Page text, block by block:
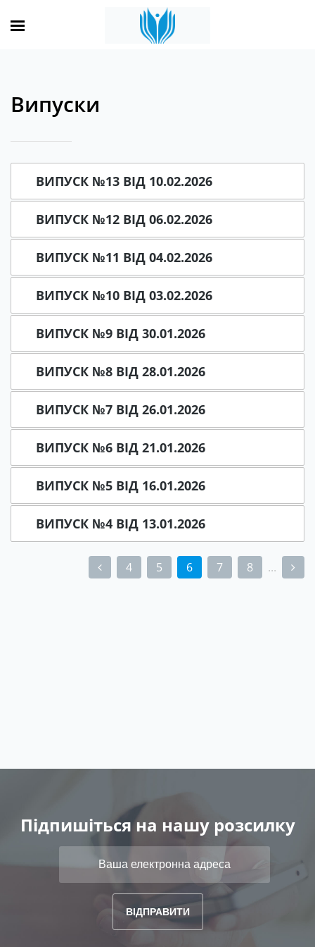
Випуски
ВИПУСК №13 ВІД 10.02.2026
ВИПУСК №12 ВІД 06.02.2026
ВИПУСК №11 ВІД 04.02.2026
ВИПУСК №10 ВІД 03.02.2026
ВИПУСК №9 ВІД 30.01.2026
ВИПУСК №8 ВІД 28.01.2026
ВИПУСК №7 ВІД 26.01.2026
ВИПУСК №6 ВІД 21.01.2026
ВИПУСК №5 ВІД 16.01.2026
ВИПУСК №4 ВІД 13.01.2026
4 5
6
7 8 ...
Підпишіться на нашу розсилку